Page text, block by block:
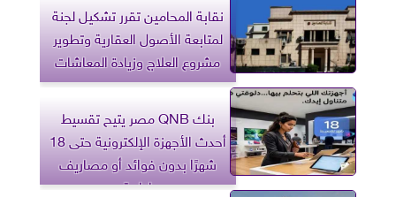
نقابة المحامين تقرر تشكيل لجنة
لمتابعة الأصول العقارية وتطوير
مشروع العلاج وزيادة المعاشات
بنك QNB مصر يتيح تقسيط
أحدث الأجهزة الإلكترونية حتى 18
شهرًا بدون فوائد أو مصاريف
إدارية